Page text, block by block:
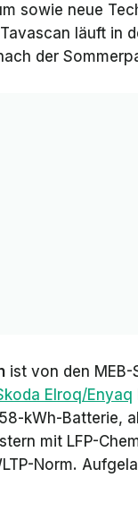
sowie neue
läuft in
der
ist von den
Elroq/Enyaq
kWh-Batterie,
mit LFP-
Norm.